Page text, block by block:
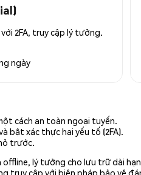
2FA, truy cập lý tưởng.
ngày
cách an toàn ngoại tuyến.
bật xác thực hai yếu tố (2FA).
trước.
offline, lý tưởng cho lưu trữ dài
truy cập với biện pháp bảo vệ